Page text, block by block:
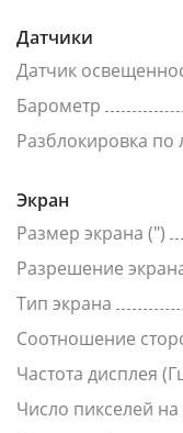
Датчики
Датчик
Барометр
Разблокировка по
Экран
Размер экрана (")
Разрешение
Тип экрана
Соотношение
Частота дисплея
Число пикселей